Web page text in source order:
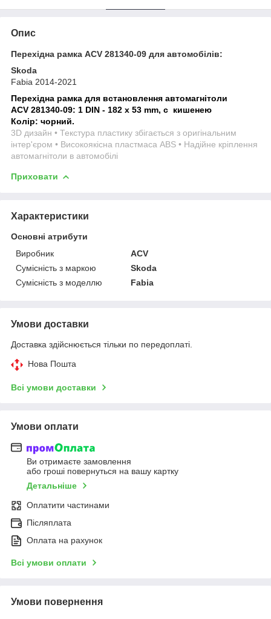
Опис
Перехідна рамка ACV 281340-09 для автомобілів:
Skoda
Fabia 2014-2021
Перехідна рамка для встановлення автомагнітоли
ACV 281340-09: 1 DIN - 182 x 53 mm, с кишенею
Колір: чорний.
3D дизайн • Текстура пластику збігається з оригінальним
інтер'єром • Високоякісна пластмаса ABS • Надійне кріплення
автомагнітоли в автомобілі
Приховати
Характеристики
Основні атрибути
Виробник
ACV
Сумісність з маркою
Skoda
Сумісність з моделлю
Fabia
Умови доставки
Доставка здійснюється тільки по передоплаті.
Нова Пошта
Всі умови доставки
Умови оплати
Ви отримаєте замовлення
або гроші повернуться на вашу картку
Детальніше
Оплатити частинами
Післяплата
Оплата на рахунок
Всі умови оплати
Умови повернення